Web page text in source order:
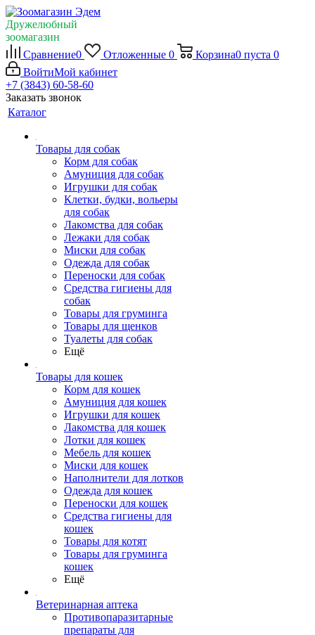
Дружелюбный
зоомагазин
Сравнение0 Отложенные 0 Корзина0 пуста 0
ВойтиМой кабинет
+7 (3843) 60-58-60
Заказать звонок
Каталог
Товары для собак
Корм для собак
Амуниция для собак
Игрушки для собак
Клетки, будки, вольеры
для собак
Лакомства для собак
Лежаки для собак
Миски для собак
Одежда для собак
Переноски для собак
Средства гигиены для
собак
Товары для груминга
Товары для щенков
Туалеты для собак
Ещё
Товары для кошек
Корм для кошек
Амуниция для кошек
Игрушки для кошек
Лакомства для кошек
Лотки для кошек
Мебель для кошек
Миски для кошек
Наполнители для лотков
Одежда для кошек
Переноски для кошек
Средства гигиены для
кошек
Товары для котят
Товары для груминга
кошек
Ещё
Ветеринарная аптека
Противопаразитарные
препараты для